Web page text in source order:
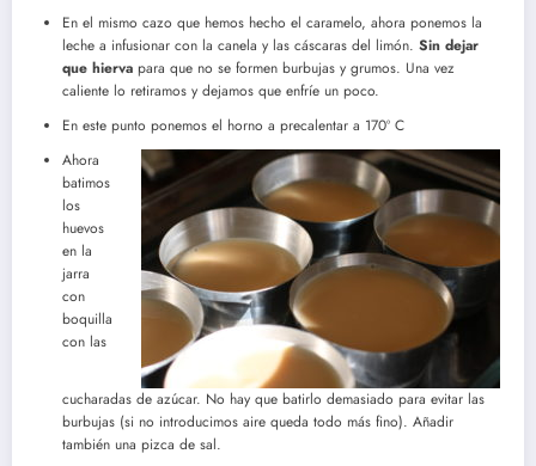
En el mismo cazo que hemos hecho el caramelo, ahora ponemos la
leche a infusionar con la canela y las cáscaras del limón. Sin dejar
que hierva para que no se formen burbujas y grumos. Una vez
caliente lo retiramos y dejamos que enfríe un poco.
En este punto ponemos el horno a precalentar a 170º C
Ahora
batimos
los
huevos
en la
jarra
con
boquilla
con las
cucharadas de azúcar. No hay que batirlo demasiado para evitar las
burbujas (si no introducimos aire queda todo más fino). Añadir
también una pizca de sal.